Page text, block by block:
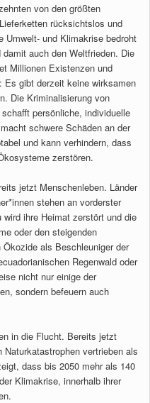
von den größten
rücksichtslos und
Umwelt- und Klimakrise bedroht
auch den Weltfrieden. Die
Millionen Existenzen und
Es gibt derzeit keine wirksamen
Die Kriminalisierung von
persönliche, individuelle
schwere Schäden an der
und kann verhindern, dass
zerstören.
jetzt Menschenleben. Länder
stehen an vorderster
ihre Heimat zerstört und die
oder den steigenden
als Beschleuniger der
Regenwald oder
nicht nur einige der
sondern befeuern auch
in die Flucht. Bereits jetzt
vertrieben als
dass bis 2050 mehr als 140
Klimakrise, innerhalb ihrer